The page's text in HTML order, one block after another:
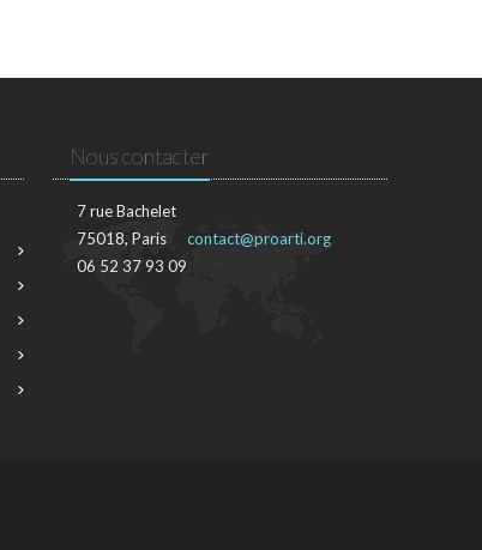
Nous contacter
7 rue Bachelet
75018, Paris
06 52 37 93 09
contact@proarti.org